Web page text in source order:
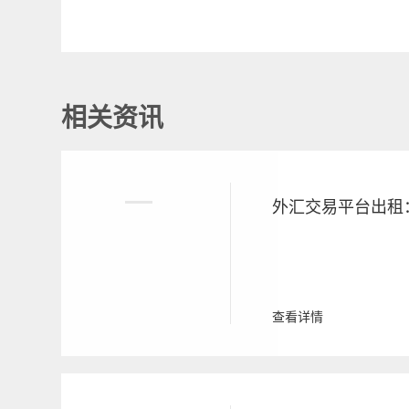
相关资讯
查看详情